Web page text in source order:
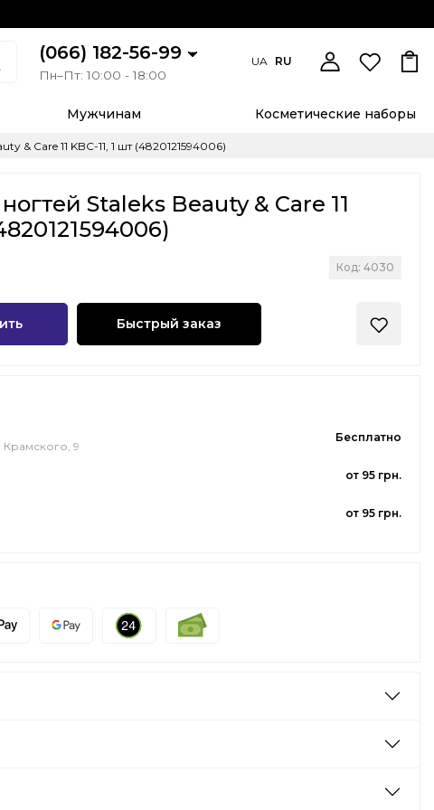
(066) 182-56-99
Пн–Пт: 10:00 - 18:00
UA RU
Мужчинам Косметические наборы
& Care 11 KBC-11, 1 шт (4820121594006)
Staleks Beauty & Care 11
Код: 4030
Быстрый заказ
Крамского, 9
Бесплатно
от 95 грн.
от 95 грн.